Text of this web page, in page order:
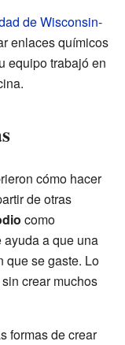
de Wisconsin-
enlaces químicos
equipo trabajó en
cómo hacer
de otras
como
a que una
que se gaste. Lo
crear muchos
formas de crear